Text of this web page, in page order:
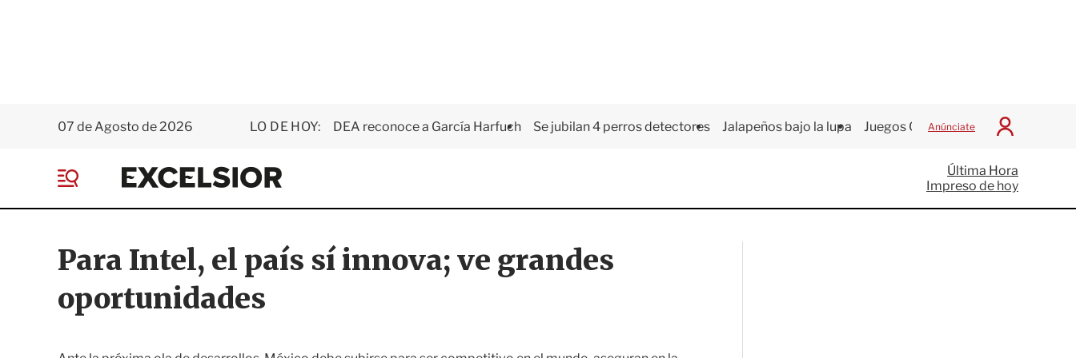
07 de Agosto de 2026 LO DE HOY: DEA reconoce a García Harfuch Se jubilan 4 perros detectores Jalapeños bajo la lupa Juegos Centroamericanos
Anúnciate
I
c
i
a
E
x
e
s
i
o
e
Última Hora
Impreso de hoy
Para Intel, el país sí innova; ve grandes
oportunidades